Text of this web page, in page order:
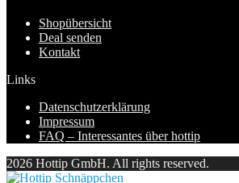
Shopübersicht
Deal senden
Kontakt
Links
Datenschutzerklärung
Impressum
FAQ – Interessantes über hottip
2026 Hottip GmbH. All rights reserved.